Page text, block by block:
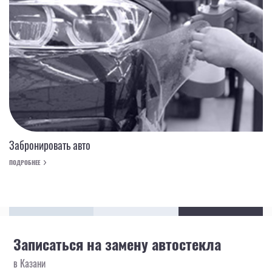
Забронировать авто
ПОДРОБНЕЕ
Записаться на замену автостекла
в Казани